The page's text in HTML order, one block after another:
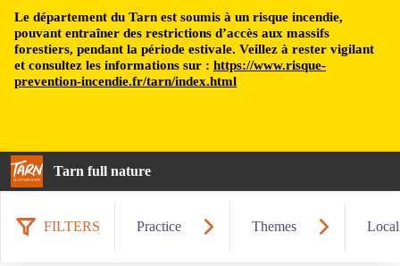
Le département du Tarn est soumis à un risque incendie,
pouvant entraîner des restrictions d’accès aux massifs
forestiers, pendant la période estivale. Veillez à rester vigilant
et consultez les informations sur : https://www.risque-
prevention-incendie.fr/tarn/index.html
Tarn full nature
FILTERS Practice Themes